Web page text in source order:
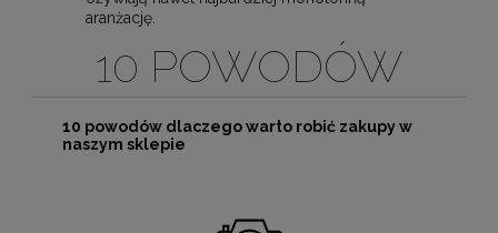
aranżację.
10 POWODÓW
10 powodów dlaczego warto robić zakupy w
naszym sklepie